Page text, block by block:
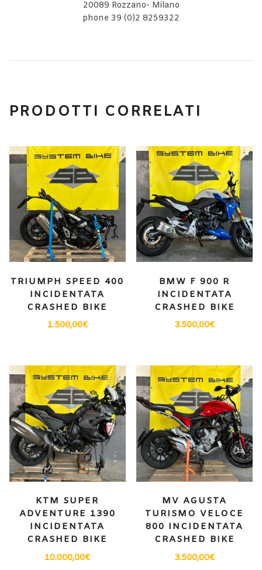
20089 Rozzano- Milano
phone 39 (0)2 8259322
PRODOTTI CORRELATI
TRIUMPH SPEED 400
INCIDENTATA
CRASHED BIKE
1.500,00€
BMW F 900 R
INCIDENTATA
CRASHED BIKE
3.500,00€
KTM SUPER
ADVENTURE 1390
INCIDENTATA
CRASHED BIKE
10.000,00€
MV AGUSTA
TURISMO VELOCE
800 INCIDENTATA
CRASHED BIKE
3.500,00€